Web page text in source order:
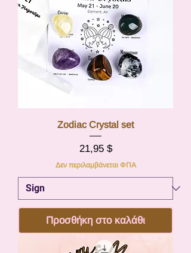
Zodiac Crystal set
Τιμή
21,95 $
Δεν περιλαμβάνεται ΦΠΑ
Προσθήκη στο καλάθι